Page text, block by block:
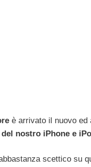
è arrivato il nuovo ed
nostro iPhone e
scettico su